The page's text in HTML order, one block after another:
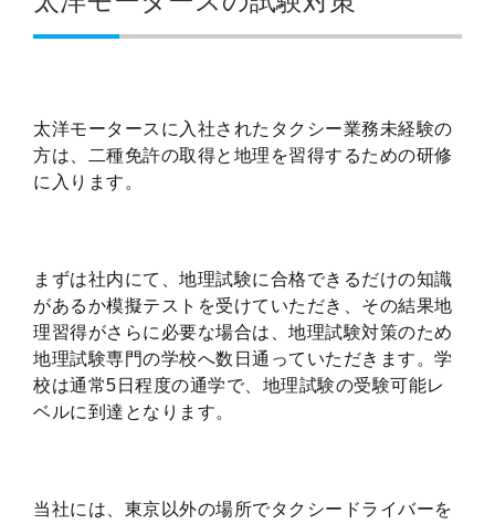
太洋モータースに入社されたタクシー業務未経験の
方は、二種免許の取得と地理を習得するための研修
に入ります。
まずは社内にて、地理試験に合格できるだけの知識
があるか模擬テストを受けていただき、その結果地
理習得がさらに必要な場合は、地理試験対策のため
地理試験専門の学校へ数日通っていただきます。学
校は通常5日程度の通学で、地理試験の受験可能レ
ベルに到達となります。
当社には、東京以外の場所でタクシードライバーを